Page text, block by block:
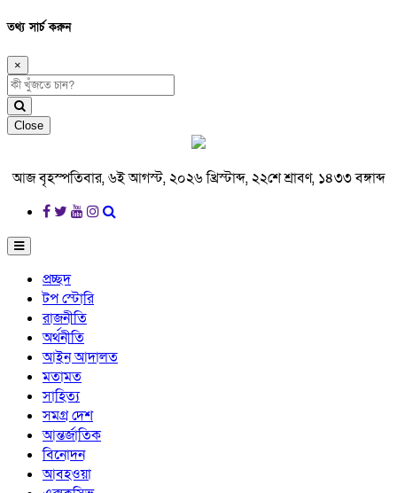
তথ্য সার্চ করুন
×
Close
আজ বৃহস্পতিবার, ৬ই আগস্ট, ২০২৬ খ্রিস্টাব্দ, ২২শে শ্রাবণ, ১৪৩৩ বঙ্গাব্দ
প্রচ্ছদ
টপ স্টোরি
রাজনীতি
অর্থনীতি
আইন আদালত
মতামত
সাহিত্য
সমগ্র দেশ
আন্তর্জাতিক
বিনোদন
আবহওয়া